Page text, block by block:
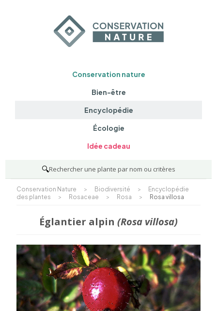
Conservation nature
Bien-être
Encyclopédie
Écologie
Idée cadeau
🔍Rechercher une plante par nom ou critères
Conservation Nature > Biodiversité >
Encyclopédie
des plantes
> Rosaceae > Rosa > Rosa villosa
Églantier alpin (Rosa villosa)